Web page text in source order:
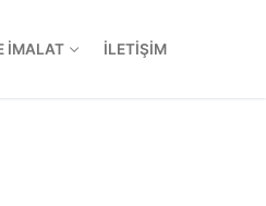
İMALAT İLETIŞIM